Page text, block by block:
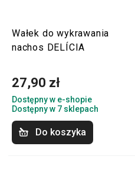
Wałek do wykrawania
nachos DELÍCIA
27,90 zł
Dostępny w e-shopie
Dostępny w 7 sklepach
Do koszyka